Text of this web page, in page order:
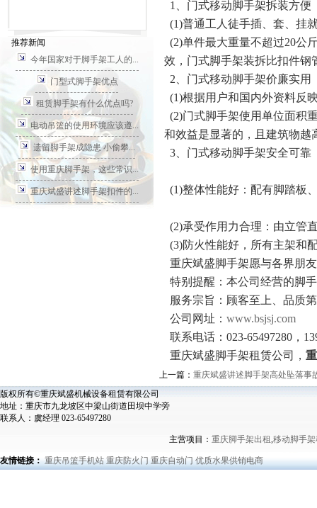
推荐新闻
今年国家对于脚手架工人的...
门型式脚手架优点
租赁脚手架有什么优点吗?
电动吊篮的使用环境应该遵...
遗留脚手架成隐患 小偷攀...
使用重庆脚手架，这些常识...
重庆斌盛讲述脚手架扣件的...
1、门式移动脚手架拆装方便
(1)普通工人徒手插、套、挂
(2)单件最大重量不超过20公
效，门式脚手架装拆比扣件钢
2、门式移动脚手架价廉实用
(1)根据用户和国内外资料反
(2)门式脚手架使用单位面积
和效益是显著的，且建筑物越
3、门式移动脚手架安全可靠
(1)整体性能好：配有脚踏板
(2)承受作用力合理：由立管
(3)防火性能好，所有主架和
重庆斌盛脚手架愿与各界朋
特别提醒：本公司经营的脚
服务宗旨：顾客至上、品质
公司网址： www.bsjsj.com
联系电话：023-65497280，
重庆斌盛脚手架租赁公司，
上一篇： 重庆斌盛讲述脚手架高处坠落事
版权所有©重庆斌盛机械设备租赁有限公司
地址：重庆市九龙坡区中梁山街道田坝中学旁
联系人：虞经理 023-65497280
主营项目： 重庆脚手架出租,移动脚手架
友情链接： 重庆吊篮手机站 重庆防火门 重庆自动门 优质水果供销电商